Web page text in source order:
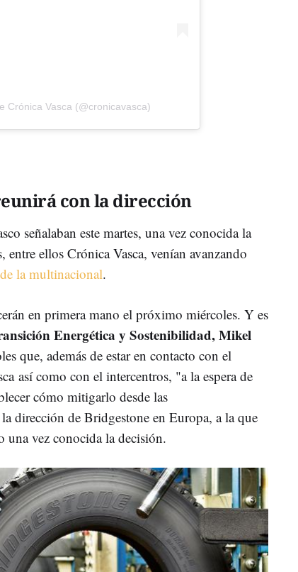
Crónica Vasca (@cronicavasca)
con la dirección
señalaban este martes, una vez conocida la
entre ellos Crónica Vasca, venían avanzando
la multinacional.
en primera mano el próximo miércoles. Y es
Energética y Sostenibilidad, Mikel
que, además de estar en contacto con el
así como con el intercentros, "a la espera de
cómo mitigarlo desde las
dirección de Bridgestone en Europa, a la que
una vez conocida la decisión.